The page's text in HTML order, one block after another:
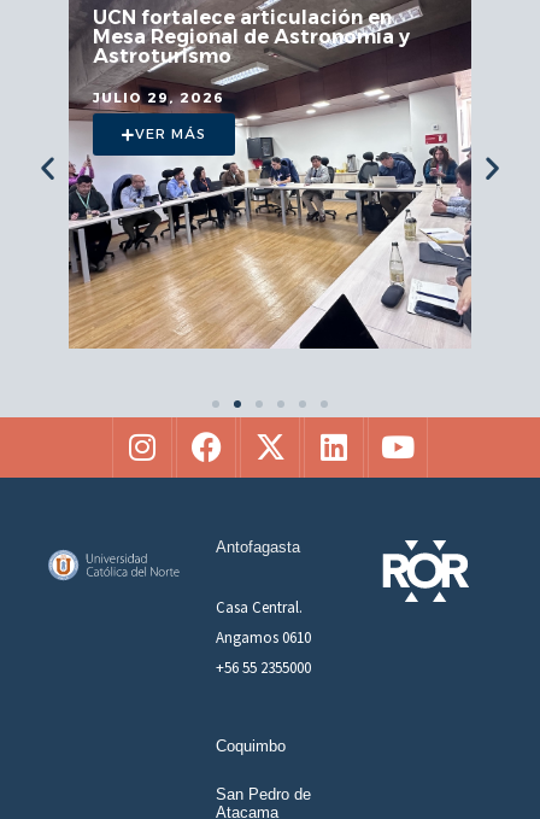
UCN fortalece articulación en
Mesa Regional de Astronomía y
Astroturismo
JULIO 29, 2026
VER MÁS
Antofagasta
Coquimbo
San Pedro de
Atacama
Casa Central.
Angamos 0610
+56 55 2355000